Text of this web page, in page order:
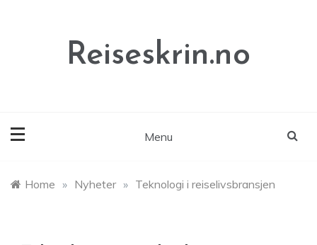
Reiseskrin.no
Menu
Home » Nyheter » Teknologi i reiselivsbransjen